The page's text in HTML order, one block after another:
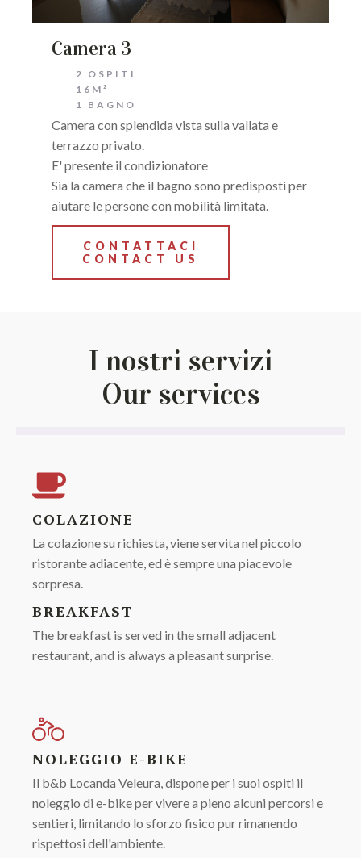
Camera 3
2 OSPITI
16M²
1 BAGNO
Camera con splendida vista sulla vallata e
terrazzo privato.
E' presente il condizionatore
Sia la camera che il bagno sono predisposti per
aiutare le persone con mobilità limitata.
CONTATTACI
CONTACT US
I nostri servizi
Our services
COLAZIONE
La colazione su richiesta, viene servita nel piccolo
ristorante adiacente, ed è sempre una piacevole
sorpresa.
BREAKFAST
The breakfast is served in the small adjacent
restaurant, and is always a pleasant surprise.
NOLEGGIO E-BIKE
Il b&b Locanda Veleura, dispone per i suoi ospiti il
noleggio di e-bike per vivere a pieno alcuni percorsi e
sentieri, limitando lo sforzo fisico pur rimanendo
rispettosi dell'ambiente.